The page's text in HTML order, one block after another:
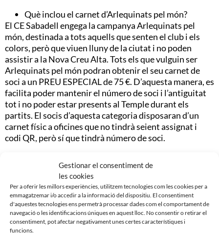
Gestionar el consentiment de
les cookies
Per a oferir les millors experiències, utilitzem tecnologies com les cookies per a
emmagatzemar i/o accedir a la informació del dispositiu. El consentiment
d'aquestes tecnologies ens permetrà processar dades com el comportament de
navegació o les identificacions úniques en aquest lloc. No consentir o retirar el
consentiment, pot afectar negativament unes certes característiques i
funcions.
Què inclou el carnet d’Arlequinats pel món?
El CE Sabadell engega la campanya Arlequinats pel
món, destinada a tots aquells que senten el club i els
colors, però que viuen lluny de la ciutat i no poden
assistir a la Nova Creu Alta. Tots els que vulguin ser
Arlequinats pel món podran obtenir el seu carnet de
soci a un PREU ESPECIAL de 75 €. D’aquesta manera, es
facilita poder mantenir el número de soci i l’antiguitat
tot i no poder estar presents al Temple durant els
partits. El socis d’aquesta categoria disposaran d’un
carnet físic a oficines que no tindrà seient assignat i
codi QR, però sí que tindrà número de soci.
•⁠ ⁠Acreditar la residència temporal o permanent fora de
Catalunya.
•⁠ ⁠Accés a 4 partits a la Nova Creu Alta durant la
temporada.
•⁠ ⁠En els 4 partits que es vulgui accedir, s’haurà de retirar